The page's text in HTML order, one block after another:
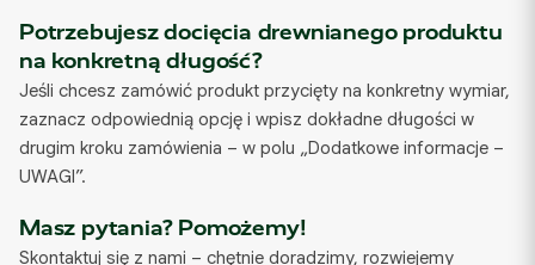
Potrzebujesz docięcia drewnianego produktu
na konkretną długość?
Jeśli chcesz zamówić produkt przycięty na konkretny wymiar,
zaznacz odpowiednią opcję i wpisz dokładne długości w
drugim kroku zamówienia – w polu „Dodatkowe informacje –
UWAGI”.
Masz pytania? Pomożemy!
Skontaktuj się z nami – chętnie doradzimy, rozwiejemy